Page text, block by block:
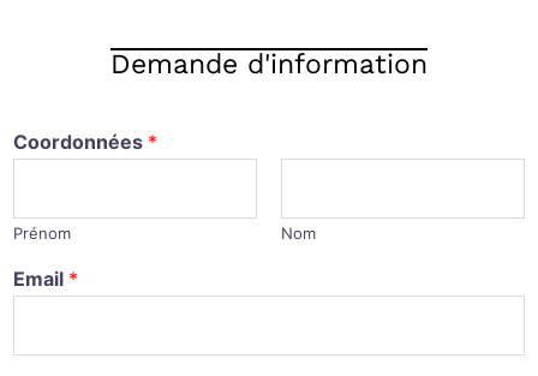
Demande d'information
Coordonnées *
Prénom Nom
Email *